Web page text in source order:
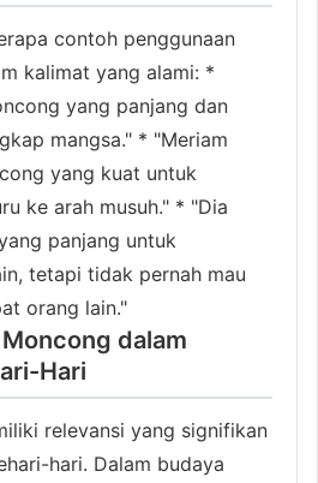
contoh penggunaan
kalimat yang alami: *
yang panjang dan
mangsa." * "Meriam
yang kuat untuk
ke arah musuh." * "Dia
panjang untuk
tetapi tidak pernah mau
orang lain."
dalam
Hari
relevansi yang signifikan
hari. Dalam budaya